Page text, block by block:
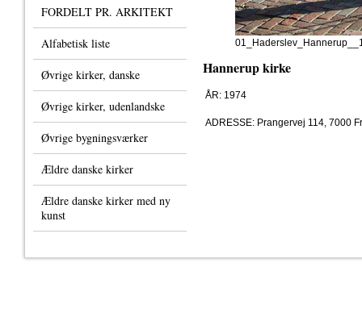
FORDELT PR. ARKITEKT
Alfabetisk liste
Øvrige kirker, danske
Øvrige kirker, udenlandske
Øvrige bygningsværker
Ældre danske kirker
Ældre danske kirker med ny
kunst
Hannerup kirke
ÅR: 1974
ADRESSE: Prangervej 114, 7000